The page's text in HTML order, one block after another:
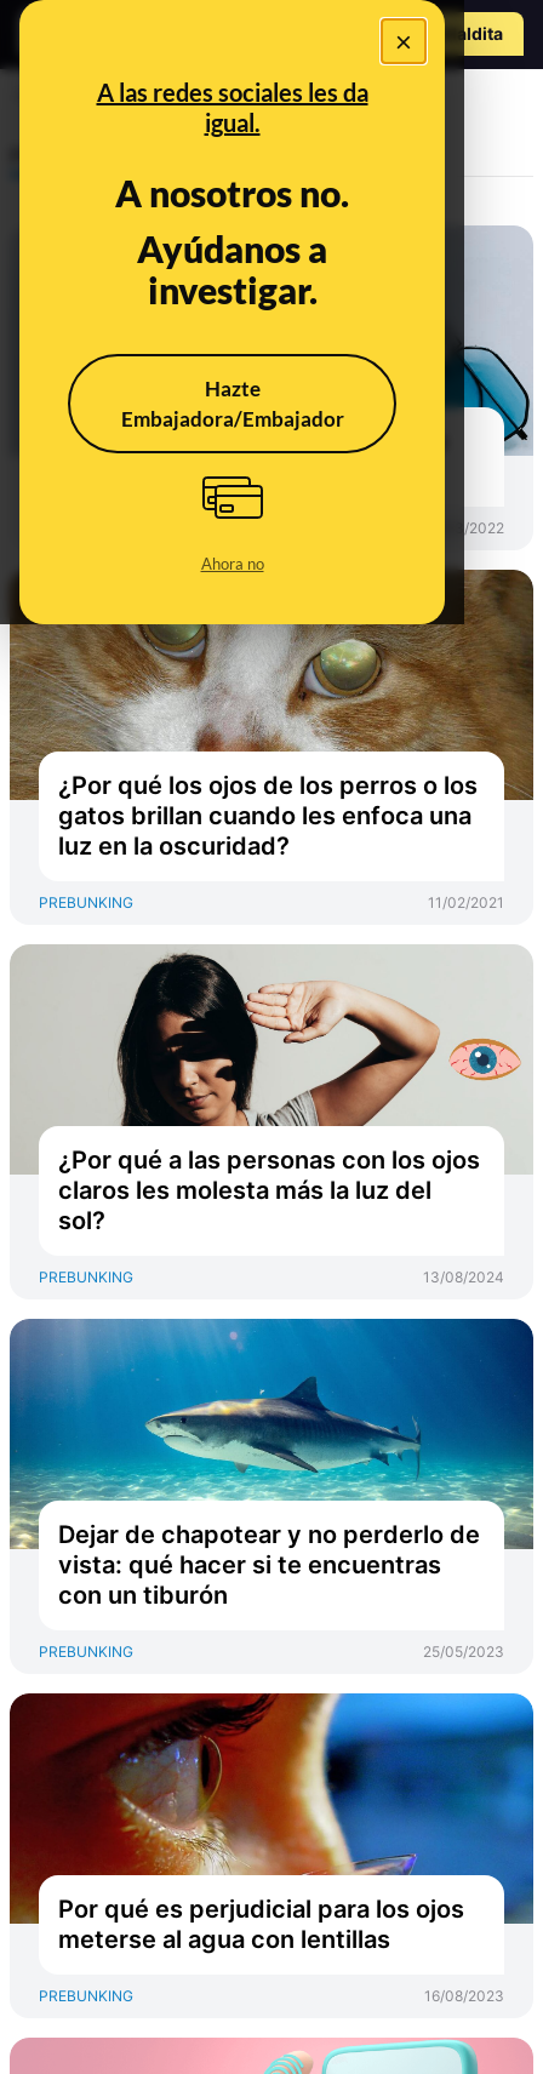
×
A las redes sociales les da
igual.
A nosotros no.
Ayúdanos a
investigar.
Hazte
Embajadora/Embajador
Ahora no
Hazte Maldito
¿Percibe cada persona un mismo
color de manera distinta?
30/03/2022
¿Por qué los ojos de los perros o los
gatos brillan cuando les enfoca una
luz en la oscuridad?
PREBUNKING 11/02/2021
¿Por qué a las personas con los ojos
claros les molesta más la luz del
sol?
PREBUNKING 13/08/2024
Dejar de chapotear y no perderlo de
vista: qué hacer si te encuentras
con un tiburón
PREBUNKING 25/05/2023
Por qué es perjudicial para los ojos
meterse al agua con lentillas
PREBUNKING 16/08/2023